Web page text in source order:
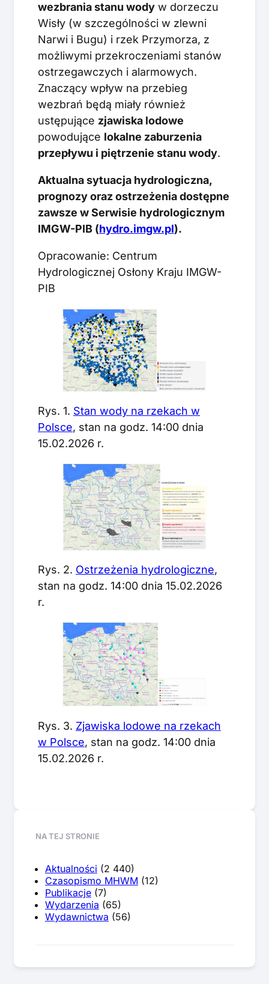
wezbrania stanu wody w dorzeczu
Wisły (w szczególności w zlewni
Narwi i Bugu) i rzek Przymorza, z
możliwymi przekroczeniami stanów
ostrzegawczych i alarmowych.
Znaczący wpływ na przebieg
wezbrań będą miały również
ustępujące zjawiska lodowe
powodujące lokalne zaburzenia
przepływu i piętrzenie stanu wody.
Aktualna sytuacja hydrologiczna,
prognozy oraz ostrzeżenia dostępne
zawsze w Serwisie hydrologicznym
IMGW-PIB (hydro.imgw.pl).
Opracowanie: Centrum
Hydrologicznej Osłony Kraju IMGW-
PIB
Rys. 1. Stan wody na rzekach w
Polsce, stan na godz. 14:00 dnia
15.02.2026 r.
Rys. 2. Ostrzeżenia hydrologiczne,
stan na godz. 14:00 dnia 15.02.2026
r.
Rys. 3. Zjawiska lodowe na rzekach
w Polsce, stan na godz. 14:00 dnia
15.02.2026 r.
NA TEJ STRONIE
Aktualności (2 440)
Czasopismo MHWM (12)
Publikacje (7)
Wydarzenia (65)
Wydawnictwa (56)